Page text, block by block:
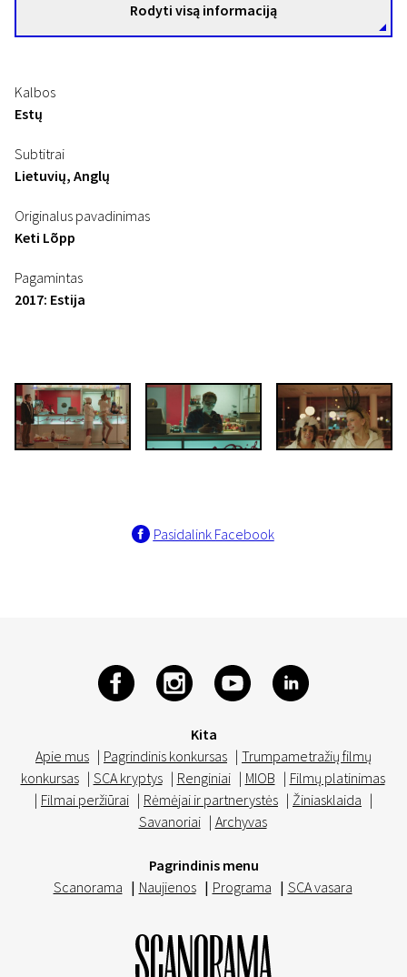
Rodyti visą informaciją
Kalbos
Estų
Subtitrai
Lietuvių, Anglų
Originalus pavadinimas
Keti Lõpp
Pagamintas
2017: Estija
Pasidalink Facebook
Kita
Apie mus | Pagrindinis konkursas | Trumpametražių filmų
konkursas | SCA kryptys | Renginiai | MIOB | Filmų platinimas
| Filmai peržiūrai | Rėmėjai ir partnerystės | Žiniasklaida |
Savanoriai | Archyvas
Pagrindinis menu
Scanorama | Naujienos | Programa | SCA vasara